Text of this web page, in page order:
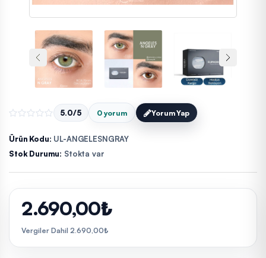
5.0/5 0 yorum Yorum Yap
Ürün Kodu: UL-ANGELESNGRAY
Stok Durumu: Stokta var
2.690,00₺
Vergiler Dahil 2.690,00₺